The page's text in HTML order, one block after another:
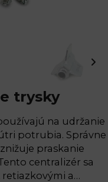
trysky
na udržanie
potrubia. Správne
praskanie
centralizér sa
a…